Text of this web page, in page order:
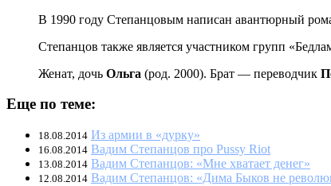
В 1990 году Степанцовым написан авантюрный
Степанцов также является участником групп
Женат, дочь Ольга (род. 2000). Брат — переводчик
Еще по теме:
18.08.2014 Из армии в «дурку»
16.08.2014 Вадим Степанцов про Pussy Riot
13.08.2014 Вадим Степанцов: «Мне хватает денег»
12.08.2014 Вадим Степанцов: «Дима Быков не